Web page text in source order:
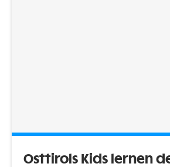
Osttirols Kids lernen